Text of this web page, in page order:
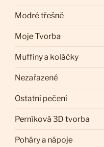
Modré třešně
Moje Tvorba
Muffiny a koláčky
Nezařazené
Ostatní pečení
Perníková 3D tvorba
Poháry a nápoje